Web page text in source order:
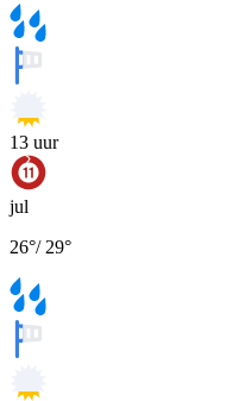
13 uur
jul
26°/ 29°